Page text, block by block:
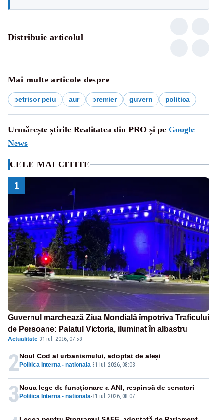
Distribuie articolul
Mai multe articole despre
petrisor peiu aur premier guvern politica
Urmărește știrile Realitatea din PRO și pe Google
News
CELE MAI CITITE
1
Guvernul marchează Ziua Mondială împotriva Traficului
de Persoane: Palatul Victoria, iluminat în albastru
Actualitate·31 iul. 2026, 07:58
2Politica Interna - nationala-31 iul. 2026, 08:03
Noul Cod al urbanismului, adoptat de aleși
3Politica Interna - nationala-31 iul. 2026, 08:07
Noua lege de funcționare a ANI, respinsă de senatori